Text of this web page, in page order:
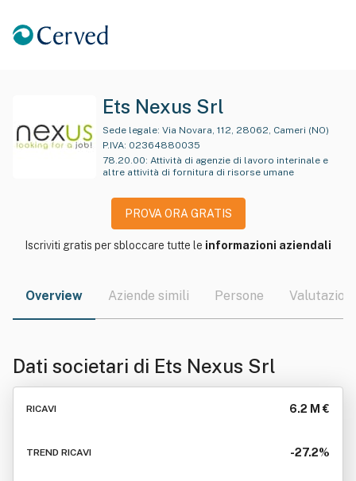
Ets Nexus Srl
Sede legale: Via Novara, 112, 28062, Cameri (NO)
P.IVA: 02364880035
78.20.00: Attività di agenzie di lavoro interinale e
altre attività di fornitura di risorse umane
PROVA ORA GRATIS
Iscriviti gratis per sbloccare tutte le informazioni aziendali
Overview Aziende simili Persone Valutazioni
Dati societari di Ets Nexus Srl
RICAVI 6.2 M €
TREND RICAVI -27.2%